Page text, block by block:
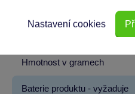
Hmotnost v gramech
Baterie produktu - vyžaduje
Nastavení cookies